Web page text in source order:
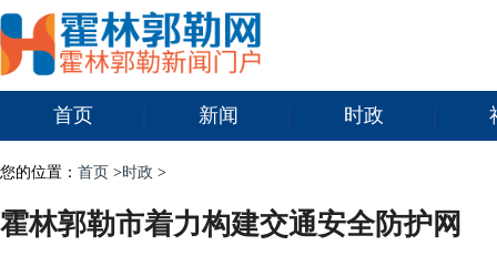
首页 新闻 时政
您的位置： 首页 >时政 >
霍林郭勒市着力构建交通安全防护网